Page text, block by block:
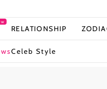
RELATIONSHIP
Celeb Style